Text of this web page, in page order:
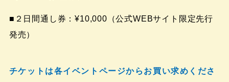
■２日間通し券：¥10,000（公式WEBサイト限定先行
発売）
チケットは各イベントページからお買い求めくださ